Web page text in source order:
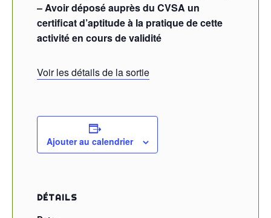
– Avoir déposé auprès du CVSA un
certificat d’aptitude à la pratique de cette
activité en cours de validité
Voir les détails de la sortie
Ajouter au calendrier
DÉTAILS